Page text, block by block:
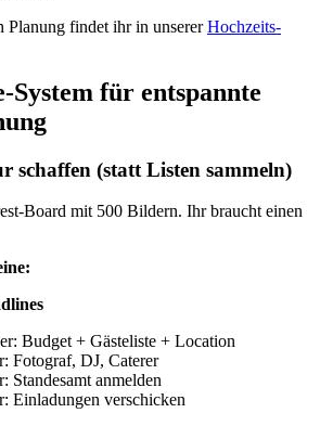
Planung findet ihr in unsererHochzeits-
System für entspannte
schaffen (statt Listen sammeln)
Board mit 500 Bildern. Ihr braucht einen
Budget + Gästeliste + Location
Fotograf, DJ, Caterer
Standesamt anmelden
Einladungen verschicken